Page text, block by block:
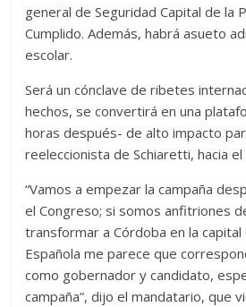
general de Seguridad Capital de la
Cumplido. Además, habrá asueto
escolar.
Será un cónclave de ribetes
hechos, se convertirá en una
horas después- de alto impacto
reeleccionista de Schiaretti, hacia el
“Vamos a empezar la campaña
el Congreso; si somos anfitriones
transformar a Córdoba en la capital
Española me parece que
como gobernador y candidato,
campaña”, dijo el mandatario, que